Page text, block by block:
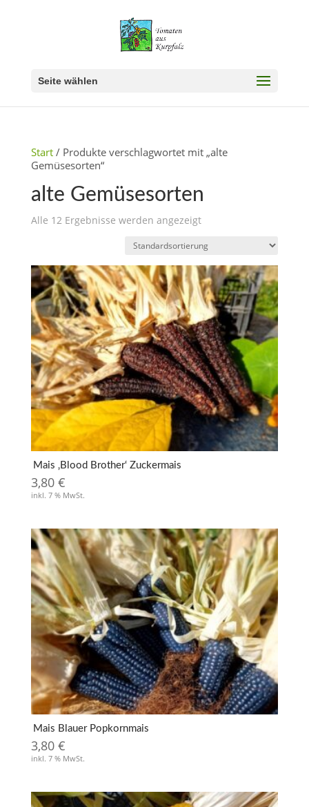
Seite wählen
Start/ Produkte verschlagwortet mit „alte
Gemüsesorten“
alte Gemüsesorten
Alle 12 Ergebnisse werden angezeigt
Mais ‚Blood Brother‘ Zuckermais
3,80 €
inkl. 7 % MwSt.
Mais Blauer Popkornmais
3,80 €
inkl. 7 % MwSt.